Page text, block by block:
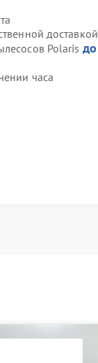
доставкой
Polaris до
часа